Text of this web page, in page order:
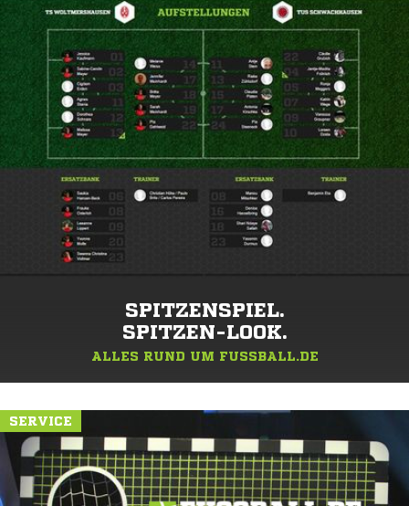
SPITZENSPIEL.
SPITZEN-LOOK.
ALLES RUND UM FUSSBALL.DE
SERVICE